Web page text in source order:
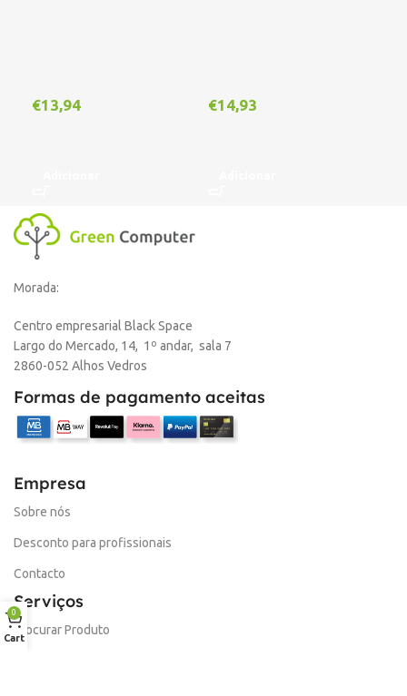
€13,94 €14,93
Morada:
Centro empresarial Black Space
Largo do Mercado, 14, 1º andar, sala 7
2860-052 Alhos Vedros
Formas de pagamento aceitas
Empresa
Sobre nós
Desconto para profissionais
Contacto
Serviços
Procurar Produto
0
Cart